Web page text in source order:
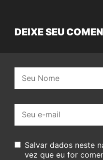
DEIXE SEU
mail:
Salvar dados neste
vez que eu for